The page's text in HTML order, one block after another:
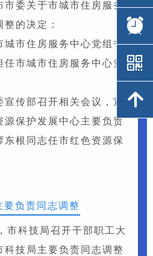
市委关于市城市住房服务
的决定：
城市住房服务中心党组书
市城市住房服务中心党
宣传部召开相关会议，宣
源保护发展中心主要负责
东根同志任市红色资源保
要负责同志调整
市科技局召开干部职工大
科技局主要负责同志调整
뀥
낃
녕
뀥
낃
녕